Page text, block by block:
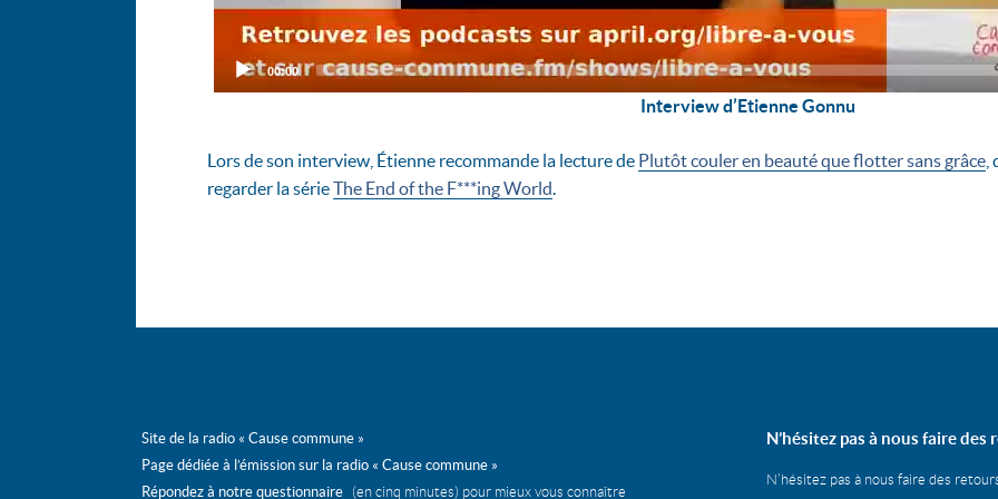
Current
time
00:00
Interview d’Etienne Gonnu
Lors de son interview, Étienne recommande la lecture de Plutôt couler en beauté que flotter sans grâce,
regarder la sérieThe End of the F***ing World.
Site de la radio « Cause commune »
Page dédiée à l’émission sur la radio « Cause commune »
Répondez à notre questionnaire
(en cinq minutes) pour mieux vous connaître
N’hésitez pas à nous faire des
N’hésitez pas à nous faire des